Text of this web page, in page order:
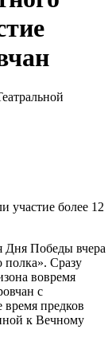
Дня Победы вчера
полка». Сразу
вовремя
с
предков
к Вечному